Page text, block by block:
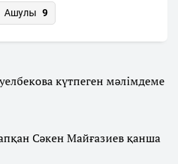
Ашулы 9
күтпеген мәлімдеме
Сәкен Майғазиев қанша